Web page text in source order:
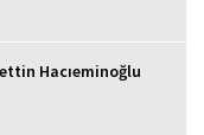
Hacıeminoğlu